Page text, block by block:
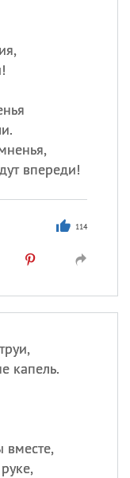
впереди!
114
капель.
вместе,